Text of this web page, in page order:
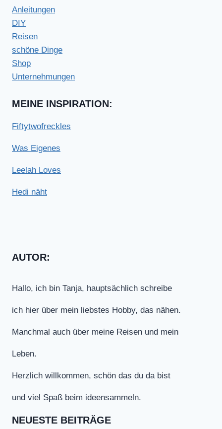
Anleitungen
DIY
Reisen
schöne Dinge
Shop
Unternehmungen
MEINE INSPIRATION:
Fiftytwofreckles
Was Eigenes
Leelah Loves
Hedi näht
AUTOR:
Hallo, ich bin Tanja, hauptsächlich schreibe
ich hier über mein liebstes Hobby, das nähen.
Manchmal auch über meine Reisen und mein
Leben.
Herzlich willkommen, schön das du da bist
und viel Spaß beim ideensammeln.
NEUESTE BEITRÄGE